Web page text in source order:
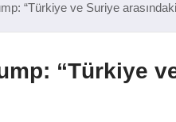
“Türkiye ve Suriye arasındaki
“Türkiye